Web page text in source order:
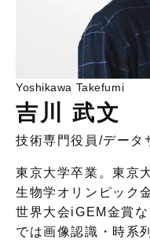
Yoshikawa Takefumi
吉川 武文
技術専門役員 /データ
東京大学卒業。東京
生物学オリンピック
世界大会iGEM金賞
では画像認識・時系